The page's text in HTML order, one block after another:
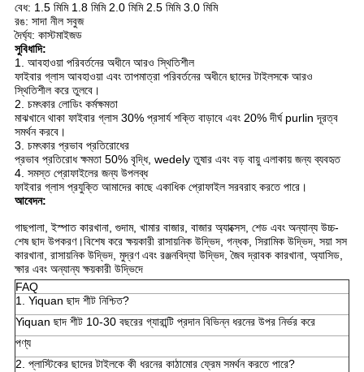
বেধ: 1.5 মিমি 1.8 মিমি 2.0 মিমি 2.5 মিমি 3.0 মিমি
রঙ: সাদা নীল সবুজ
দৈর্ঘ্য: কাস্টমাইজড
সুবিধাদি:
1. আবহাওয়া পরিবর্তনের অধীনে আরও স্থিতিশীল
ফাইবার গ্লাস আবহাওয়া এবং তাপমাত্রা পরিবর্তনের অধীনে ছাদের টাইলসকে আরও
স্থিতিশীল করে তুলবে।
2. চমৎকার লোডিং কর্মক্ষমতা
মাঝখানে থাকা ফাইবার গ্লাস 30% প্রসার্য শক্তি বাড়াবে এবং 20% দীর্ঘ purlin দূরত্ব
সমর্থন করবে।
3. চমৎকার প্রভাব প্রতিরোধের
প্রভাব প্রতিরোধ ক্ষমতা 50% বৃদ্ধি, wedely তুষার এবং বড় বায়ু এলাকায় জন্য ব্যবহৃত
4. সমস্ত প্রোফাইলের জন্য উপলব্ধ
ফাইবার গ্লাস প্রযুক্তি আমাদের কাছে একাধিক প্রোফাইল সরবরাহ করতে পারে।
আবেদন:
গাছপালা, ইস্পাত কারখানা, গুদাম, খামার বাজার, বাজার অ্যাক্সেস, শেড এবং অন্যান্য উচ্চ-
শেষ ছাদ উপকরণ।বিশেষ করে ক্ষয়কারী রাসায়নিক উদ্ভিদ, গন্ধক, সিরামিক উদ্ভিদ, সয়া সস
কারখানা, রাসায়নিক উদ্ভিদ, মুদ্রণ এবং রঞ্জনবিদ্যা উদ্ভিদ, জৈব দ্রাবক কারখানা, অ্যাসিড,
ক্ষার এবং অন্যান্য ক্ষয়কারী উদ্ভিদে
FAQ
1. Yiquan ছাদ শীট নিশ্চিত?
Yiquan ছাদ শীট 10-30 বছরের গ্যারান্টি প্রদান বিভিন্ন ধরনের উপর নির্ভর করে
পণ্য
2. প্লাস্টিকের ছাদের টাইলকে কী ধরনের কাঠামোর ফ্রেম সমর্থন করতে পারে?